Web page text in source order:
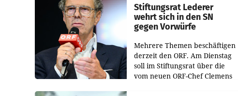
und der Bundeskartellanwalt
Stiftungsrat Lederer
wehrt sich in den SN
gegen Vorwürfe
Mehrere Themen beschäftigen
derzeit den ORF. Am Dienstag
soll im Stiftungsrat über die
vom neuen ORF-Chef Clemens